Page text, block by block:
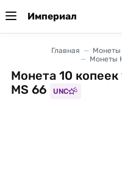
Империал
Главная Монеты
Монеты
Монета 10
MS 66
UNC